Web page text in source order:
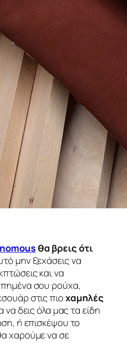
θα βρεις ότι
μην ξεχάσεις να
και να
σου ρούχα,
στις πιοχαμηλές
να δεις όλα μας τα είδη
ή επισκέψου το
χαρούμε να σε